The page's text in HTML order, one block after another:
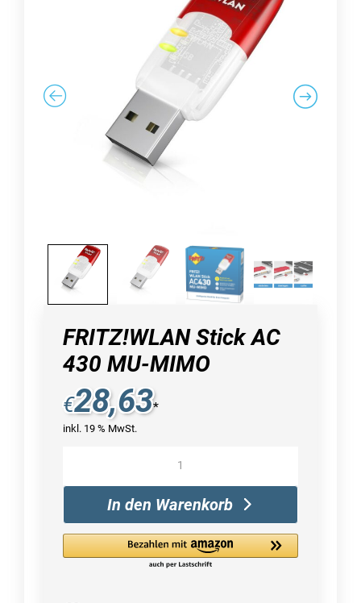
FRITZ!WLAN Stick AC
430 MU-MIMO
€28,63*
inkl. 19 % MwSt.
MU-
MIMO
In den Warenkorb